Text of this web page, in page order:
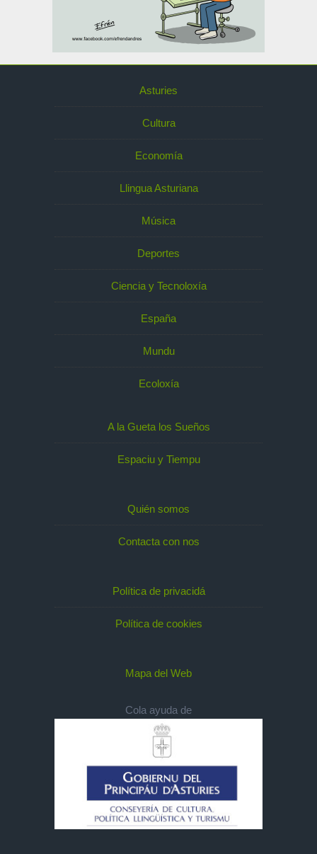
Asturies
Cultura
Economía
Llingua Asturiana
Música
Deportes
Ciencia y Tecnoloxía
España
Mundu
Ecoloxía
A la Gueta los Sueños
Espaciu y Tiempu
Quién somos
Contacta con nos
Política de privacidá
Política de cookies
Mapa del Web
Cola ayuda de